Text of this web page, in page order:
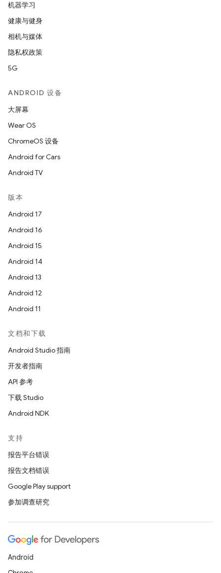
机器学习
健康与健身
相机与媒体
隐私权政策
5G
ANDROID 设备
大屏幕
Wear OS
ChromeOS 设备
Android for Cars
Android TV
版本
Android 17
Android 16
Android 15
Android 14
Android 13
Android 12
Android 11
文档和下载
Android Studio 指南
开发者指南
API 参考
下载 Studio
Android NDK
支持
报告平台错误
报告文档错误
Google Play support
参加调查研究
Android